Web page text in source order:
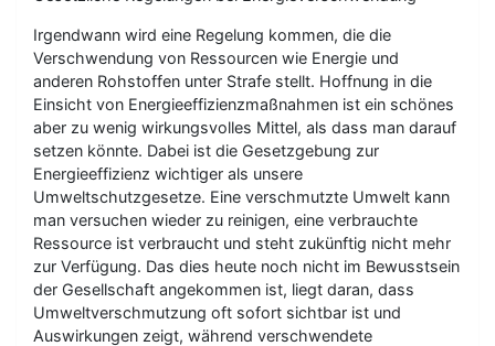
Irgendwann wird eine Regelung kommen, die die
Verschwendung von Ressourcen wie Energie und
anderen Rohstoffen unter Strafe stellt. Hoffnung in die
Einsicht von Energieeffizienzmaßnahmen ist ein schönes
aber zu wenig wirkungsvolles Mittel, als dass man darauf
setzen könnte. Dabei ist die Gesetzgebung zur
Energieeffizienz wichtiger als unsere
Umweltschutzgesetze. Eine verschmutzte Umwelt kann
man versuchen wieder zu reinigen, eine verbrauchte
Ressource ist verbraucht und steht zukünftig nicht mehr
zur Verfügung. Das dies heute noch nicht im Bewusstsein
der Gesellschaft angekommen ist, liegt daran, dass
Umweltverschmutzung oft sofort sichtbar ist und
Auswirkungen zeigt, während verschwendete